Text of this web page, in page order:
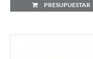
PRESUPUESTAR